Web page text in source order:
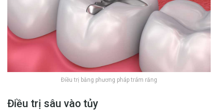
Điều trị bằng phương pháp trám răng
Điều trị sâu vào tủy